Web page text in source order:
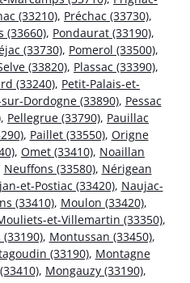
(33210), Préchac (33730),
(33660), Pondaurat (33190),
(33730), Pomerol (33500),
(33820), Plassac (33390),
(33240), Petit-Palais-et-
sur-Dordogne (33890), Pessac
, Pellegrue (33790), Pauillac
, Paillet (33550), Origne
, Omet (33410), Noaillan
Neuffons (33580), Nérigean
et-Postiac (33420), Naujac-
(33410), Moulon (33420),
et-Villemartin (33350),
, Montussan (33450),
(33190), Montagne
, Mongauzy (33190),